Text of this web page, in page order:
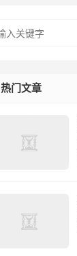
热门文章